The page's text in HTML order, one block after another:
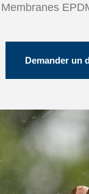
Membranes
Demander un